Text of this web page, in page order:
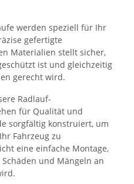
werden speziell für Ihr
gefertigte
Materialien stellt sicher,
ist und gleichzeitig
gerecht wird.
Radlauf-
für Qualität und
sorgfältig konstruiert, um
Fahrzeug zu
eine einfache Montage,
und Mängeln an